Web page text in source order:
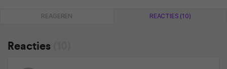
REAGEREN REACTIES (10)
Reacties